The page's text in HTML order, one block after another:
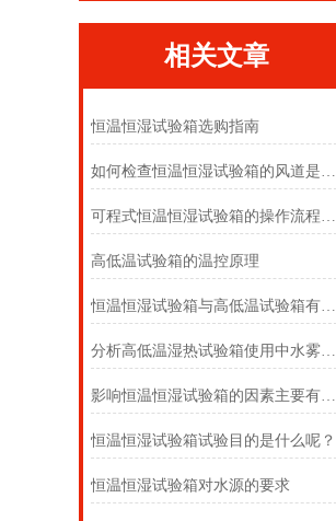
相关文章
恒温恒湿试验箱选购指南
如何检查恒温恒湿试验箱的风道是否堵塞？
可程式恒温恒湿试验箱的操作流程和使用规范
高低温试验箱的温控原理
恒温恒湿试验箱与高低温试验箱有什么区别？
分析高低温湿热试验箱使用中水雾产生原因奥科
影响恒温恒湿试验箱的因素主要有哪些
恒温恒湿试验箱试验目的是什么呢？
恒温恒湿试验箱对水源的要求